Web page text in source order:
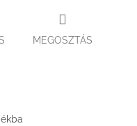
MEGOSZTÁS